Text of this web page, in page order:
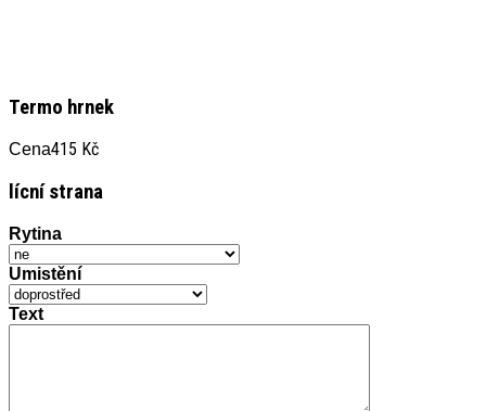
Termo hrnek
Cena415 Kč
lícní strana
Rytina
Umistění
Text